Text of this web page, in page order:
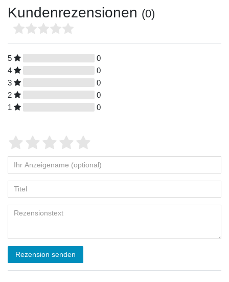
Kundenrezensionen (0)
5
0
4
0
3
0
2
0
1
0
Rezension senden